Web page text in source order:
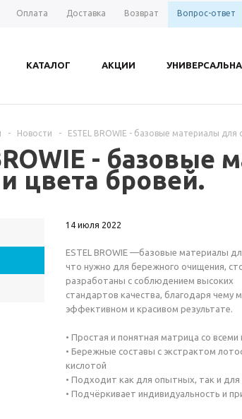
Оплата Доставка Возврат Вопрос-ответ
КАТАЛОГ АКЦИИ
- Новости - ESTEL BROWIE - базовые материалы
-
цвета бровей.
14 июля 2022
ESTEL BROWIE —базовые материалы
что нужно для бережного очищения,
разработаны с соблюдением высоких
стандартов качества, благодаря
эффективном и красивом результате.
• Простая и понятная матрица со
• Бережные составы с экстрактом
кислотой
• Подходит как для опытных, так и
• Подчёркивает индивидуальность и